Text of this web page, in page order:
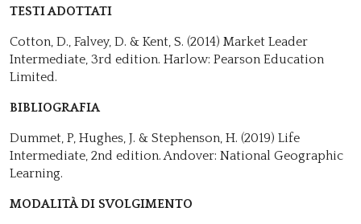
TESTI ADOTTATI
Cotton, D., Falvey, D. & Kent, S. (2014) Market Leader
Intermediate, 3rd edition. Harlow: Pearson Education
Limited.
BIBLIOGRAFIA
Dummet, P, Hughes, J. & Stephenson, H. (2019) Life
Intermediate, 2nd edition. Andover: National Geographic
Learning.
MODALITÀ DI SVOLGIMENTO